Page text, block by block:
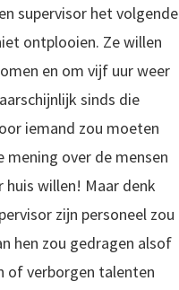
supervisor het volgende
ontplooien. Ze willen
en om vijf uur weer
sinds die
iemand zou moeten
over de mensen
huis willen! Maar denk
zijn personeel zou
hen zou gedragen alsof
of verborgen talenten